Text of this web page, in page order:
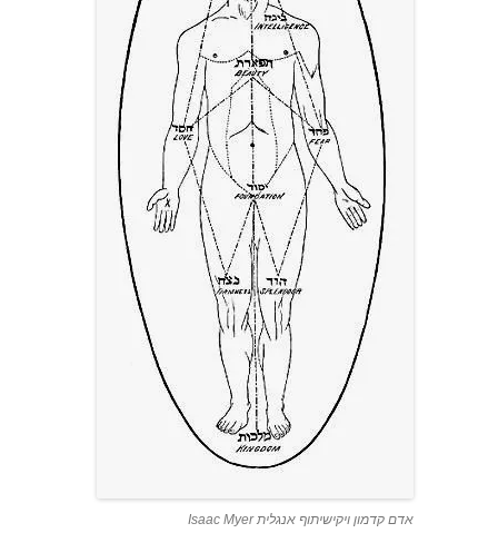
אדם קדמון ויקישיתוף אנגלית Isaac Myer